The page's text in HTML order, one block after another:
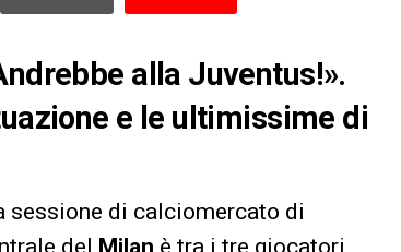
alla Juventus!».
e le ultimissime di
sessione di calciomercato di
del Milan è tra i tre giocatori